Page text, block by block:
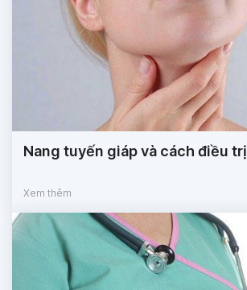
Nang tuyến giáp và cách điều trị
Xem thêm